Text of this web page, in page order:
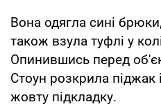
Вона одягла сині
також взула туфлі у
Опинившись перед
Стоун розкрила піджак
жовту підкладку.